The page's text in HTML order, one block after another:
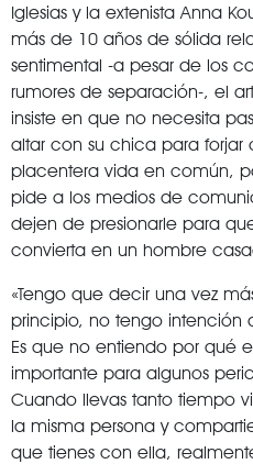
Iglesias y la extenista Anna
más de 10 años de sólida
sentimental -a pesar de los
rumores de separación-, el
insiste en que no necesita
altar con su chica para forjar
placentera vida en común,
pide a los medios de
dejen de presionarle para
convierta en un hombre
«Tengo que decir una vez
principio, no tengo intención
Es que no entiendo por qué
importante para algunos
Cuando llevas tanto tiempo
la misma persona y
que tienes con ella,